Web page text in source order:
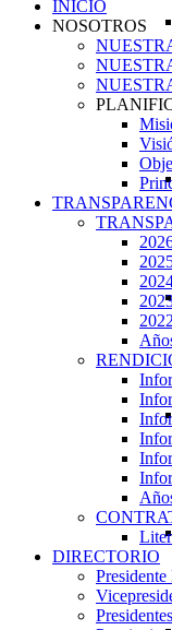
INICIO
NOSOTROS
2022
DIRECTORIO